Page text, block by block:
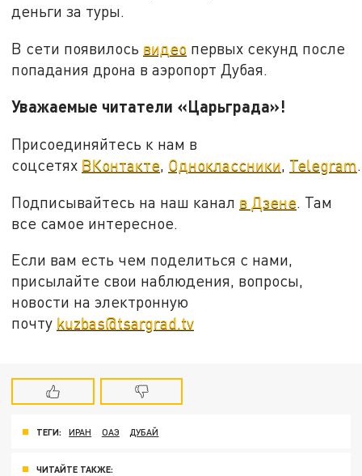
деньги за туры.
В сети появилось видео первых секунд после
попадания дрона в аэропорт Дубая.
Уважаемые читатели «Царьграда»!
Присоединяйтесь к нам в
соцсетях ВКонтакте, Одноклассники, Telegram.
Подписывайтесь на наш канал в Дзене . Там
все самое интересное.
Если вам есть чем поделиться с нами,
присылайте свои наблюдения, вопросы,
новости на электронную
почту kuzbas@tsargrad.tv
ТЕГИ: ИРАН ОАЭ ДУБАЙ
ЧИТАЙТЕ ТАКЖЕ: